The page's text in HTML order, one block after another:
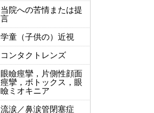
当院への苦情または提
言
学童（子供の）近視
コンタクトレンズ
眼瞼痙攣，片側性顔面
痙攣，ボトックス，眼
瞼ミオキニア
流涙／鼻涙管閉塞症